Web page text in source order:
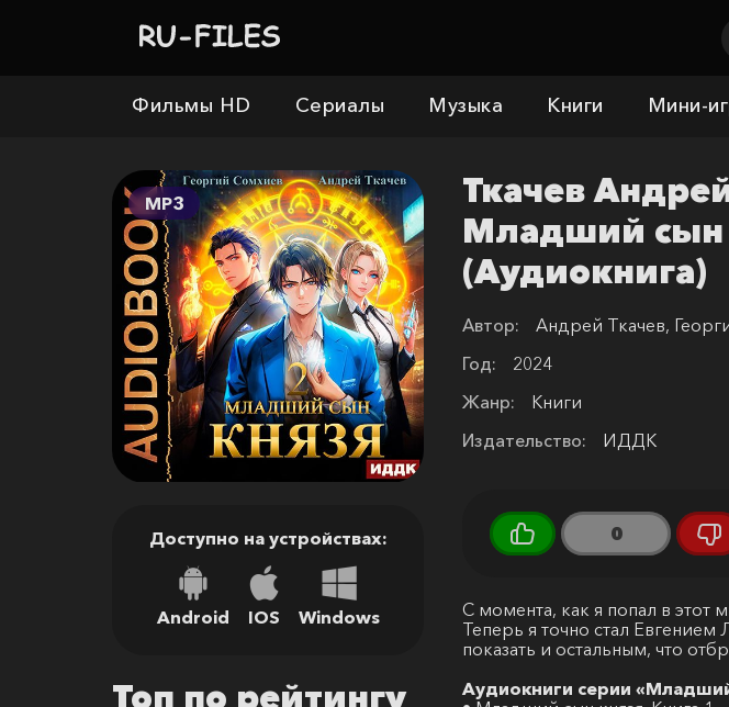
Фильмы HD Сериалы Музыка Книги Мини-
Ткачев
Младший сын
(Аудиокнига)
Автор:
Андрей Ткачев,
Год:
2024
Жанр:
Книги
Издательство:
ИДДК
0
С момента, как я попал в этот
Теперь я точно стал
показать и остальным, что
Аудиокниги серии
MP3
Доступно на устройствах:
Android IOS Windows
Топ по рейтингу